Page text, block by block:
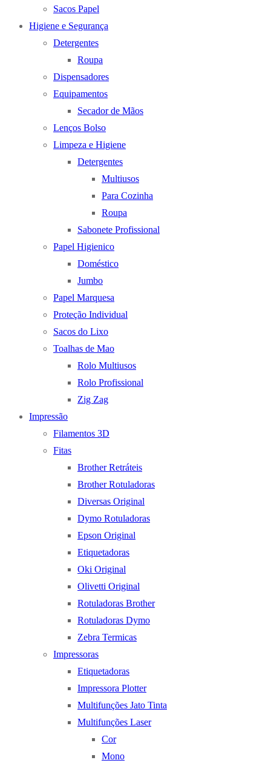
Sacos Papel
Higiene e Segurança
Detergentes
Roupa
Dispensadores
Equipamentos
Secador de Mãos
Lenços Bolso
Limpeza e Higiene
Detergentes
Multiusos
Para Cozinha
Roupa
Sabonete Profissional
Papel Higienico
Doméstico
Jumbo
Papel Marquesa
Proteção Individual
Sacos do Lixo
Toalhas de Mao
Rolo Multiusos
Rolo Profissional
Zig Zag
Impressão
Filamentos 3D
Fitas
Brother Retráteis
Brother Rotuladoras
Diversas Original
Dymo Rotuladoras
Epson Original
Etiquetadoras
Oki Original
Olivetti Original
Rotuladoras Brother
Rotuladoras Dymo
Zebra Termicas
Impressoras
Etiquetadoras
Impressora Plotter
Multifunções Jato Tinta
Multifunções Laser
Cor
Mono